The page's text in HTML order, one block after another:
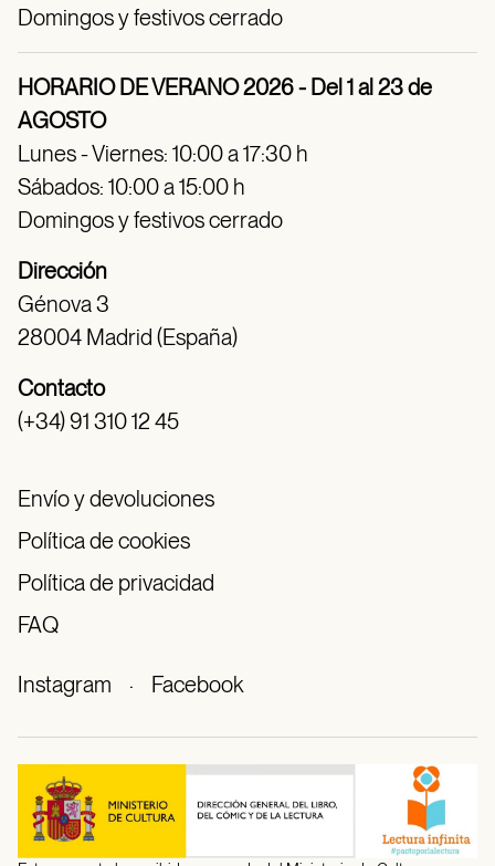
Domingos y festivos cerrado
HORARIO DE VERANO 2026 - Del 1 al 23 de
AGOSTO
Lunes - Viernes: 10:00 a 17:30 h
Sábados: 10:00 a 15:00 h
Domingos y festivos cerrado
Dirección
Génova 3
28004 Madrid (España)
Contacto
(+34) 91 310 12 45
Envío y devoluciones
Política de cookies
Política de privacidad
FAQ
Instagram · Facebook